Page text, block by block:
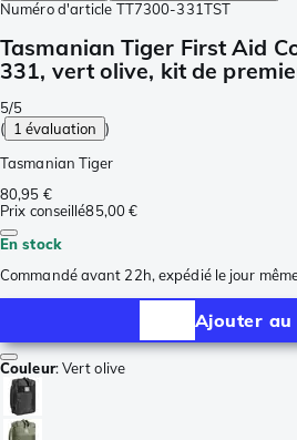
Numéro d'article TT7300-331TST
Tasmanian Tiger First Aid
331, vert olive, kit de
5/5
( 1 évaluation )
Tasmanian Tiger
80,95 €
Prix conseillé85,00 €
En stock
Commandé avant 22h, expédié le jour
Ajouter au
Couleur:Vert olive